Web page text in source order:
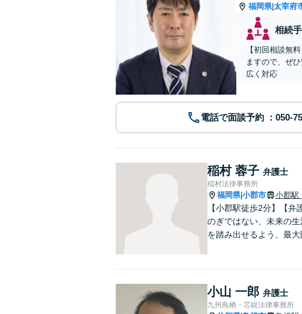
福岡県|太宰府
相続
【初回相談無
ますので、ぜ
広く対応
電話で面談予約
稲村 蓉子 弁護士
稲村法律事務所
福岡県|小郡市 小郡駅
【小郡駅徒歩2分】【
のぎではない、未来の
を踏み出せるよう、最大
小山 一郎 弁護士
九州鳥栖・芯鋭法律事務所